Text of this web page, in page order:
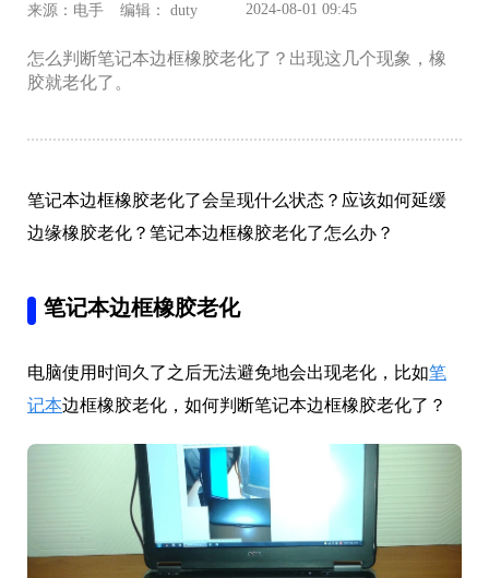
来源：电手 编辑： duty 2024-08-01 09:45
怎么判断笔记本边框橡胶老化了？出现这几个现象，橡
胶就老化了。
笔记本边框橡胶老化了会呈现什么状态？应该如何延缓
边缘橡胶老化？笔记本边框橡胶老化了怎么办？
笔记本边框橡胶老化
电脑使用时间久了之后无法避免地会出现老化，比如笔
记本边框橡胶老化，如何判断笔记本边框橡胶老化了？